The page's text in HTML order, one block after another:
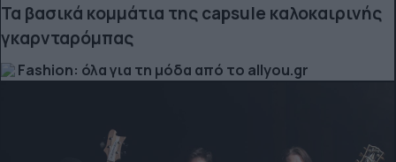
Τα βασικά κομμάτια της capsule καλοκαιρινής
γκαρνταρόμπας
Fashion: όλα για τη μόδα από το allyou.gr